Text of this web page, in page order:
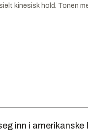
kinesisk hold. Tonen
inn i amerikanske